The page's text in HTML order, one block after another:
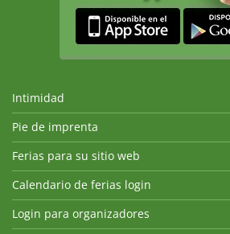
Intimidad
Pie de imprenta
Ferias para su sitio web
Calendario de ferias login
Login para organizadores